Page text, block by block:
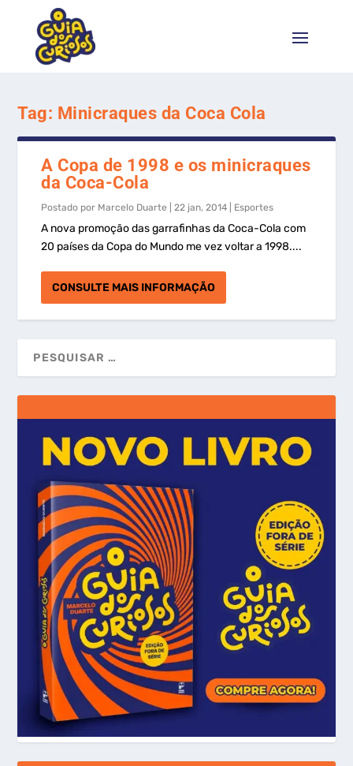
Tag: Minicraques da Coca Cola
A Copa de 1998 e os minicraques
da Coca-Cola
Postado por Marcelo Duarte |22 jan, 2014 Esportes
A nova promoção das garrafinhas da Coca-Cola com
20 países da Copa do Mundo me vez voltar a 1998....
CONSULTE MAIS INFORMAÇÃO